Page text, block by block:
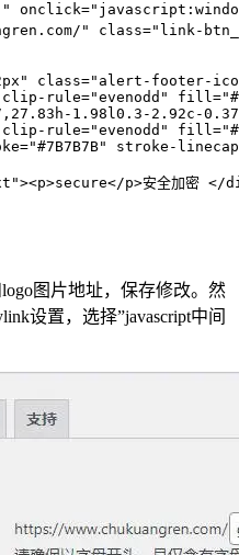
" class="link-
class="alert-footer-
rule="evenodd"
1.98l0.3-2.92c-
rule="evenodd"
stroke-
p>安全加密 </
图片地址，保存修改。然
设置，选择”javascript中间